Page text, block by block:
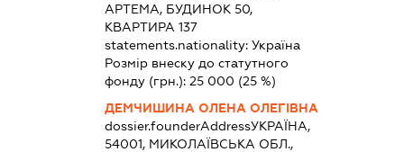
АРТЕМА, БУДИНОК 50,
КВАРТИРА 137
statements.nationality:Україна
Розмір внеску до статутного
фонду (грн.):25 000 (25 %)
ДЕМЧИШИНА ОЛЕНА ОЛЕГІВНА
dossier.founderAddressУКРАЇНА,
54001, МИКОЛАЇВСЬКА ОБЛ.,